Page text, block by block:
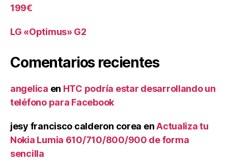
199€
LG «Optimus» G2
Comentarios recientes
angelica en HTC podría estar desarrollando un
teléfono para Facebook
jesy francisco calderon corea enActualiza tu
Nokia Lumia 610/710/800/900 de forma
sencilla